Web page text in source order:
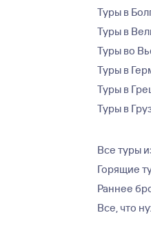
Туры в
Туры в
Туры во
Туры в
Туры в
Туры в
Все туры
Горящие
Раннее
Все, что